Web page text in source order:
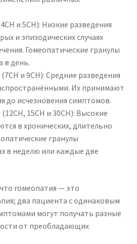
и 5CH): Низкие разведения
и эпизодических случаях
Гомеопатические гранулы
в день.
и 9CH): Средние разведения
Их принимают
до исчезновения симптомов.
15CH и 30CH): Высокие
в хронических, длительно
гранулы
в неделю или каждые две
гомеопатия — это
два пациента с одинаковым
могут получать разные
от преобладающих